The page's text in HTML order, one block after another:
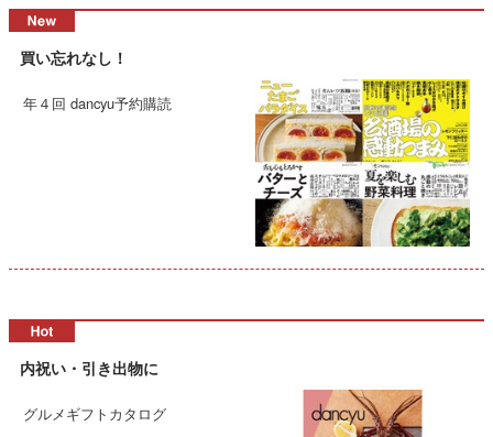
買い忘れなし！
年４回 dancyu予約購読
内祝い・引き出物に
グルメギフトカタログ